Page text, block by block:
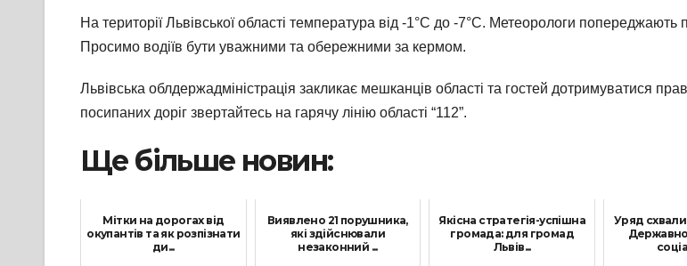
На території Львівської області температура від -1°С до -7°С. Метеорологи
Просимо водіїв бути уважними та обережними за кермом.
Львівська облдержадміністрація закликає мешканців області та гостей дотримуватися
посипаних доріг звертайтесь на гарячу лінію області “112”.
Ще більше новин:
Мітки на дорогах від
окупантів та як розпізнати
ди...
Виявлено 21 порушника,
які здійснювали
незаконний ...
Якісна стратегія-успішна
громада: для громад
Львів...
Уряд